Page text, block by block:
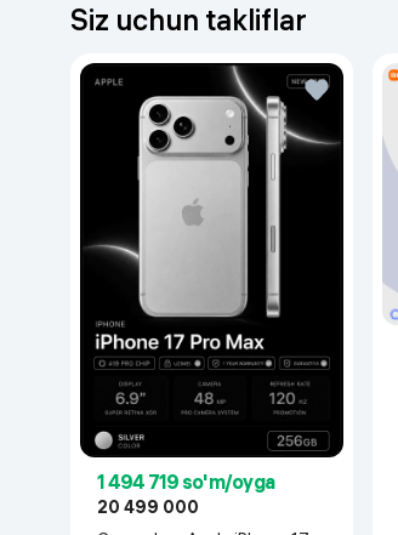
Siz uchun takliflar
1 494 719 so'm/oyga
20 499 000